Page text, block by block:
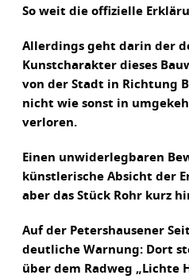
So weit die offizielle
Allerdings geht darin der
Kunstcharakter dieses
von der Stadt in Richtung
nicht wie sonst in
verloren.
Einen unwiderlegbaren
künstlerische Absicht der
aber das Stück Rohr kurz
Auf der Petershausener
deutliche Warnung: Dort
über dem Radweg „Lichte